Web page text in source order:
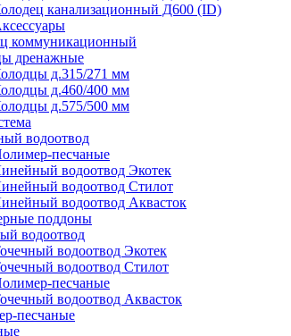
канализационный Д600 (ID)
коммуникационный
дренажные
д.315/271 мм
д.460/400 мм
д.575/500 мм
водоотвод
песчаные
водоотвод Экотек
водоотвод Стилот
водоотвод Аквасток
поддоны
водоотвод
водоотвод Экотек
водоотвод Стилот
песчаные
водоотвод Аквасток
песчаные